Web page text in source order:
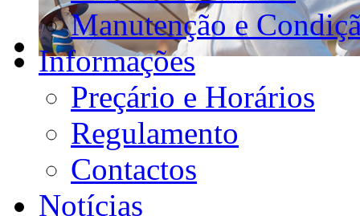
Manutenção e
Informações
Preçário e Horários
Regulamento
Contactos
Notícias